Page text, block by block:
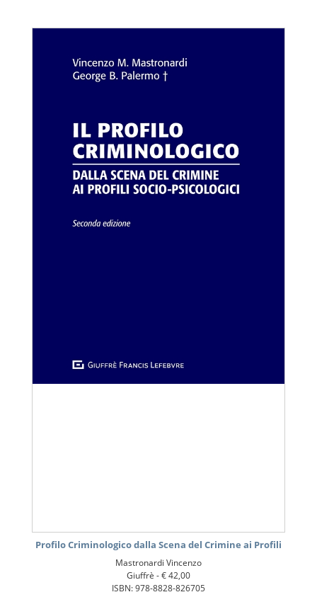
Profilo Criminologico dalla Scena del Crimine ai Profili
Mastronardi Vincenzo
Giuffrè -€ 42,00
ISBN: 978-8828-826705